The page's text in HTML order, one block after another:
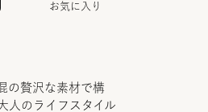
お気に入り
の贅沢な素材で構
人のライフスタイル